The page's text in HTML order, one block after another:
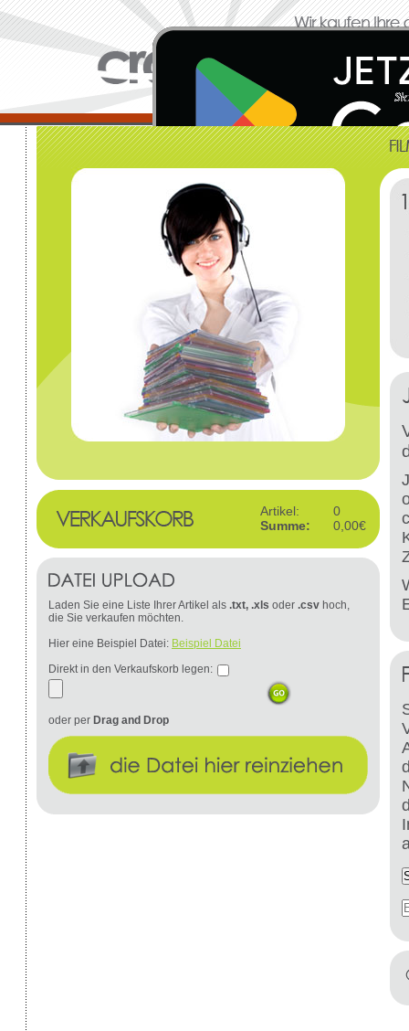
Artikel:
0
Summe:
0,00€
Laden Sie eine Liste Ihrer Artikel als .txt, .xls oder .csv hoch,
die Sie verkaufen möchten.
Hier eine Beispiel Datei: Beispiel Datei
Direkt in den Verkaufskorb legen:
oder per Drag and Drop